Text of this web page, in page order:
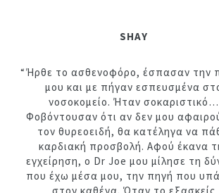
SHAY
“Ήρθε το ασθενοφόρο, έσπασαν την
μου και με πήγαν εσπευσμένα
νοσοκομείο. Ήταν σοκαριστικό…
Φοβόντουσαν ότι αν δεν μου
τον θυρεοειδή, θα κατέληγα να
καρδιακή προσβολή. Αφού έκανα
εγχείρηση, ο Dr Joe μου μίλησε τη
που έχω μέσα μου, την πηγή που
στον καθένα. Όταν το εξασκείς